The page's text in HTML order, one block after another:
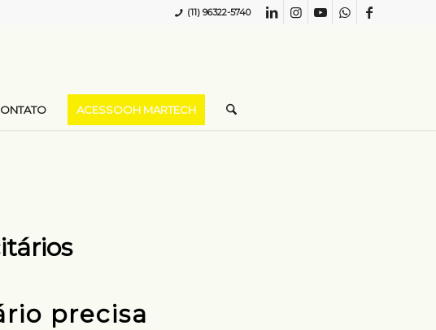
(11) 96322-5740
ACESSOOH MARTECH
precisa